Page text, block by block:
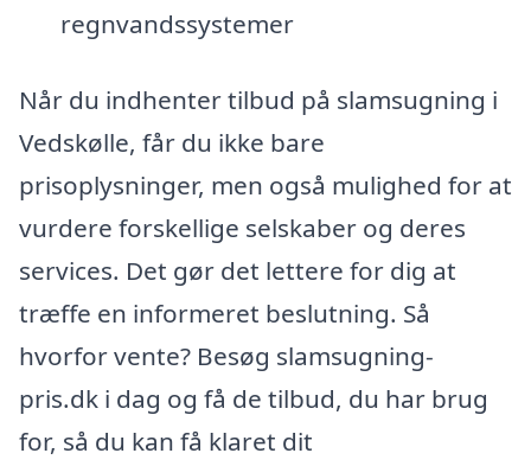
regnvandssystemer
Når du indhenter tilbud på slamsugning i
Vedskølle, får du ikke bare
prisoplysninger, men også mulighed for at
vurdere forskellige selskaber og deres
services. Det gør det lettere for dig at
træffe en informeret beslutning. Så
hvorfor vente? Besøg slamsugning-
pris.dk i dag og få de tilbud, du har brug
for, så du kan få klaret dit